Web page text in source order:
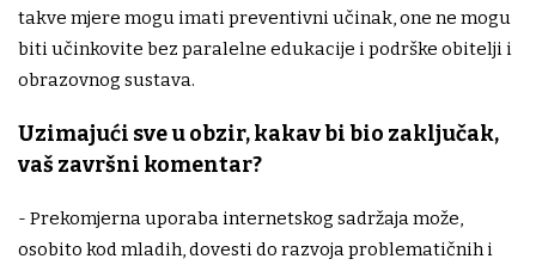
takve mjere mogu imati preventivni učinak, one ne mogu
biti učinkovite bez paralelne edukacije i podrške obitelji i
obrazovnog sustava.
Uzimajući sve u obzir, kakav bi bio zaključak,
vaš završni komentar?
- Prekomjerna uporaba internetskog sadržaja može,
osobito kod mladih, dovesti do razvoja problematičnih i